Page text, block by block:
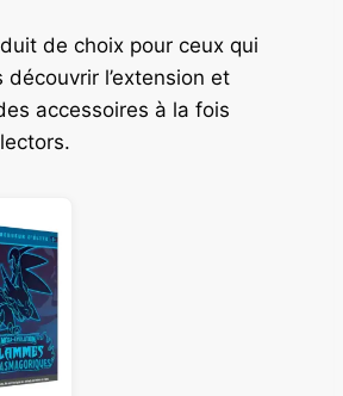
de choix pour ceux qui
l’extension et
accessoires à la fois